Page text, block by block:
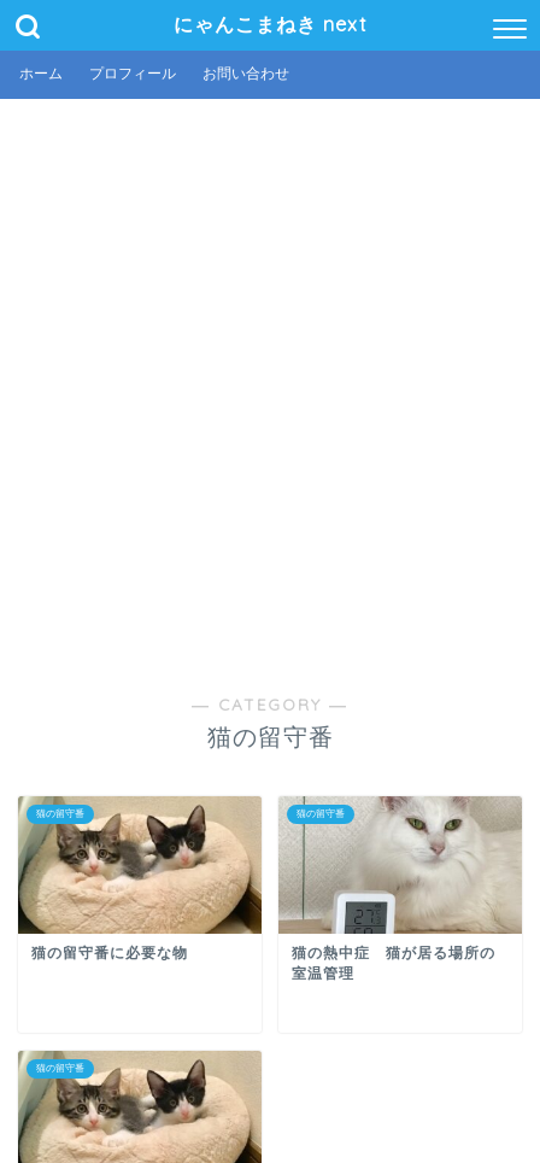
にゃんこまねき next
ホーム プロフィール お問い合わせ
― CATEGORY ―
猫の留守番
猫の留守番
猫の留守番に必要な物
猫の留守番
猫の熱中症 猫が居る場所の
室温管理
猫の留守番